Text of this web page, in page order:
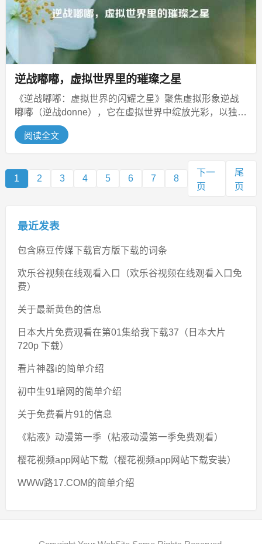
逆战嘟嘟，虚拟世界里的璀璨之星
《逆战嘟嘟：虚拟世界的闪耀之星》聚焦虚拟形象逆战
嘟嘟（逆战donne），它在虚拟世界中绽放光彩，以独特
魅力吸引众多关注，或许拥有...
阅读全文
1 2 3 4 5 6 7 8
下一
页
尾
页
最近发表
包含麻豆传媒下载官方版下载的词条
欢乐谷视频在线观看入口（欢乐谷视频在线观看入口免
费）
关于最新黄色的信息
日本大片免费观看在第01集给我下载37（日本大片
720p 下载）
看片神器i的简单介绍
初中生91暗网的简单介绍
关于免费看片91的信息
《粘液》动漫第一季（粘液动漫第一季免费观看）
樱花视频app网站下载（樱花视频app网站下载安装）
WWW路17.COM的简单介绍